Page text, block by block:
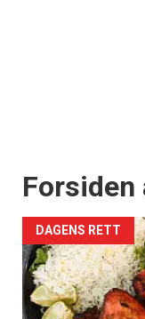
Forsiden
DAGENS RETT